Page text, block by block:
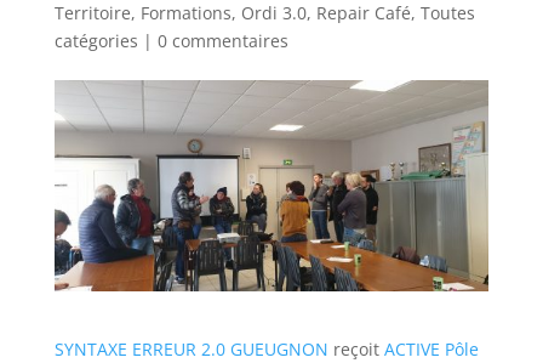
Territoire, Formations, Ordi 3.0, Repair Café, Toutes
catégories | 0 commentaires
SYNTAXE ERREUR 2.0 GUEUGNON reçoit ACTIVE Pôle